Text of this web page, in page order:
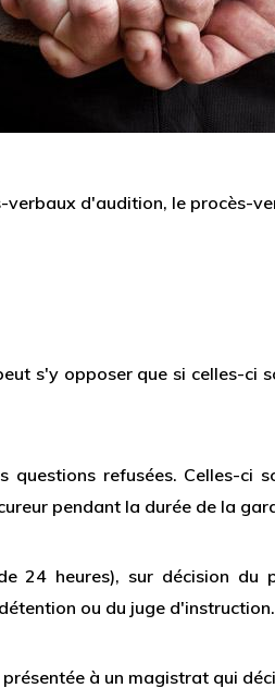
verbaux d'audition, le procès-
s'y opposer que si celles-ci
questions refusées. Celles-ci
pendant la durée de la
24 heures), sur décision du
ou du juge d'instruction.
à un magistrat qui